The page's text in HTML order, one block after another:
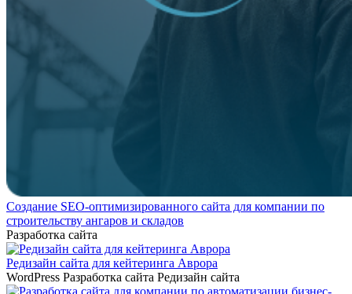
Создание SEO-оптимизированного сайта для компании по
строительству ангаров и складов
Разработка сайта
Редизайн сайта для кейтеринга Аврора
WordPress Разработка сайта Редизайн сайта